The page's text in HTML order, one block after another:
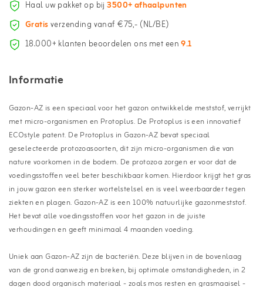
Haal uw pakket op bij3500+ afhaalpunten
Gratisverzending vanaf €75,- (NL/BE)
18.000+ klanten beoordelen ons met een9.1
Informatie
Gazon-AZ is een speciaal voor het gazon ontwikkelde meststof, verrijkt
met micro-organismen en Protoplus. De Protoplus is een innovatief
ECOstyle patent. De Protoplus in Gazon-AZ bevat speciaal
geselecteerde protozoasoorten, dit zijn micro-organismen die van
nature voorkomen in de bodem. De protozoa zorgen er voor dat de
voedingsstoffen veel beter beschikbaar komen. Hierdoor krijgt het gras
in jouw gazon een sterker wortelstelsel en is veel weerbaarder tegen
ziekten en plagen. Gazon-AZ is een 100% natuurlijke gazonmeststof.
Het bevat alle voedingsstoffen voor het gazon in de juiste
verhoudingen en geeft minimaal 4 maanden voeding.
Uniek aan Gazon-AZ zijn de bacteriën. Deze blijven in de bovenlaag
van de grond aanwezig en breken, bij optimale omstandigheden, in 2
dagen dood organisch materiaal - zoals mos resten en grasmaaisel -